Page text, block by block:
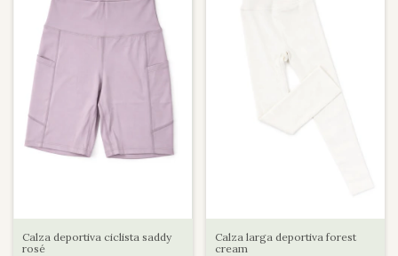
Calza deportiva ciclista saddy
rosé
Calza larga deportiva forest
cream